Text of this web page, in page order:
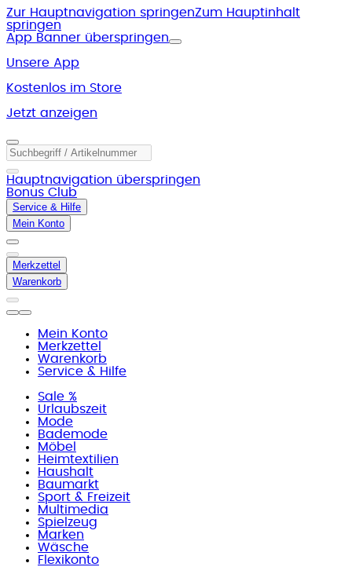
Zur Hauptnavigation springenZum Hauptinhalt
springen
App Banner überspringen
Unsere App
Kostenlos im Store
Jetzt anzeigen
Hauptnavigation überspringen
Bonus Club
Service & Hilfe
Mein Konto
Merkzettel
Warenkorb
Mein Konto
Merkzettel
Warenkorb
Service & Hilfe
Sale %
Urlaubszeit
Mode
Bademode
Möbel
Heimtextilien
Haushalt
Baumarkt
Sport & Freizeit
Multimedia
Spielzeug
Marken
Wäsche
Flexikonto